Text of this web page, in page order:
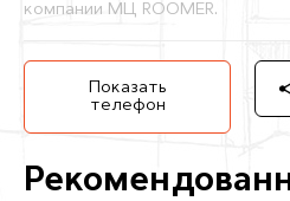
компании МЦ ROOMER.
Показать
телефон